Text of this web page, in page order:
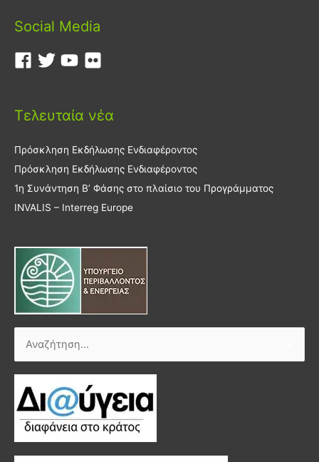
Social Media
Τελευταία νέα
Πρόσκληση Εκδήλωσης Ενδιαφέροντος
Πρόσκληση Εκδήλωσης Ενδιαφέροντος
1η Συνάντηση Β’ Φάσης στο πλαίσιο του Προγράμματος
INVALIS – Interreg Europe
Αναζήτηση